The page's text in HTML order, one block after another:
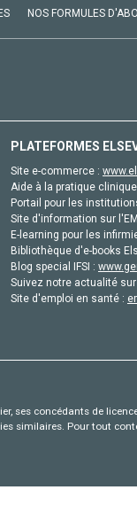
NOS FORMULES
PLATEFORMES
Site e-commerce :
Aide à la pratique
Portail pour les
Site d'information sur
E-learning pour les
Bibliothèque d'e-books
Blog special IFSI :
Suivez notre actualité
Site d'emploi en santé :
ses concédants de
similaires. Pour tout